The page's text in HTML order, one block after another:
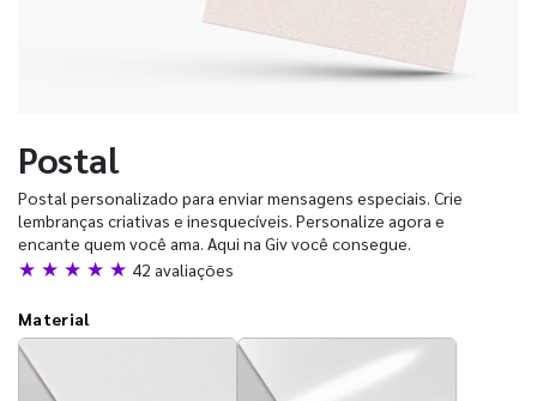
Postal
Postal personalizado para enviar mensagens especiais. Crie
lembranças criativas e inesquecíveis. Personalize agora e
encante quem você ama. Aqui na Giv você consegue.
★ ★ ★ ★ ★ 42 avaliações
Material